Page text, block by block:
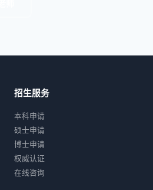
招生服务
本科申请
硕士申请
博士申请
权威认证
在线咨询